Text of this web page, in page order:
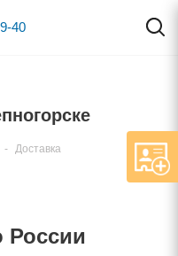
40
- Доставка
России